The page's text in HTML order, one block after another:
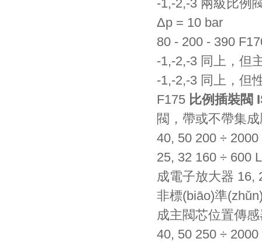
-1,-2,-3 兩級比例
Δp = 10 bar
80 - 200 - 390
-1,-2,-3 同上
-1,-2,-3 同上
F175 比例插裝閥
閥，帶或不帶
40, 50 200 ÷ 2000
25, 32 160 ÷ 600
成電子放大器 16,
非標(biāo)準
成主閥芯位置傳
40, 50 250 ÷ 2000